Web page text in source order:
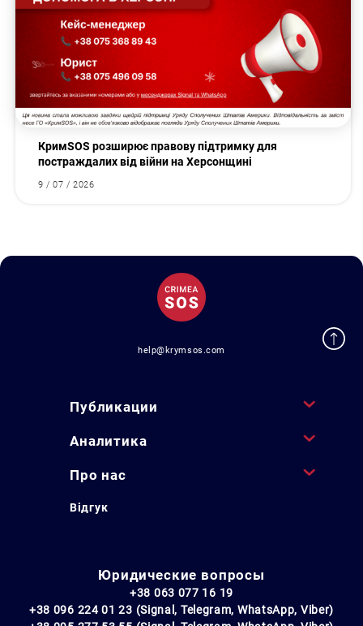
КримSOS розширює правову підтримку для
постраждалих від війни на Херсонщині
9 / 07 / 2026
help@krymsos.com
Публикации
Аналитика
Про нас
Відгук
Юридические вопросы
+38 063 077 16 19
+38 096 224 01 23 (Signal, Telegram, WhatsApp, Viber)